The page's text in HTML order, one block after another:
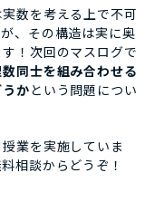
数を考える上で不可
、その構造は実に奥
！次回のマスログで
同士を組み合わせる
かという問題につい
業を実施していま
相談からどうぞ！